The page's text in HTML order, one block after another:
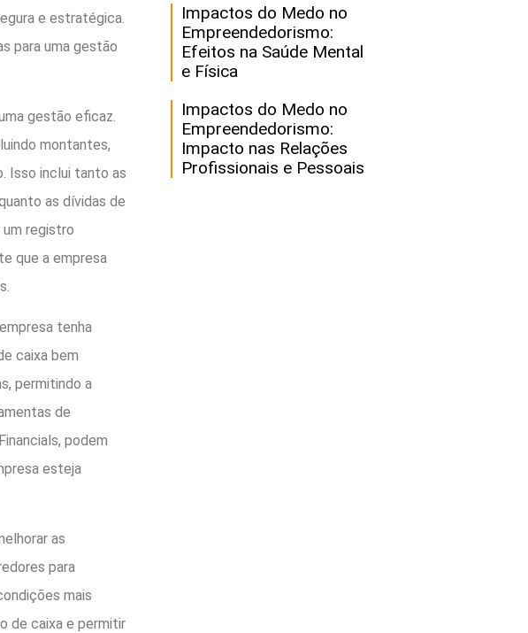
e estratégica.
para uma gestão
gestão eficaz.
montantes,
Isso inclui tanto as
as dívidas de
registro
que a empresa
tenha
caixa bem
permitindo a
de
podem
esteja
as
para
mais
de caixa e permitir
Impactos do Medo no
Empreendedorismo:
Efeitos na Saúde Mental
e Física
Impactos do Medo no
Empreendedorismo:
Impacto nas Relações
Profissionais e Pessoais